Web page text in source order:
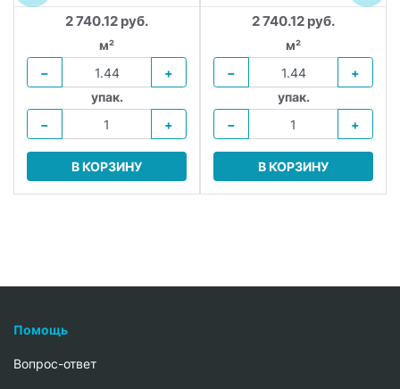
2 740.12 руб.
м²
−
+
упак.
−
+
В КОРЗИНУ
2 740.12 руб.
м²
−
+
упак.
−
+
В КОРЗИНУ
Помощь
Вопрос-ответ